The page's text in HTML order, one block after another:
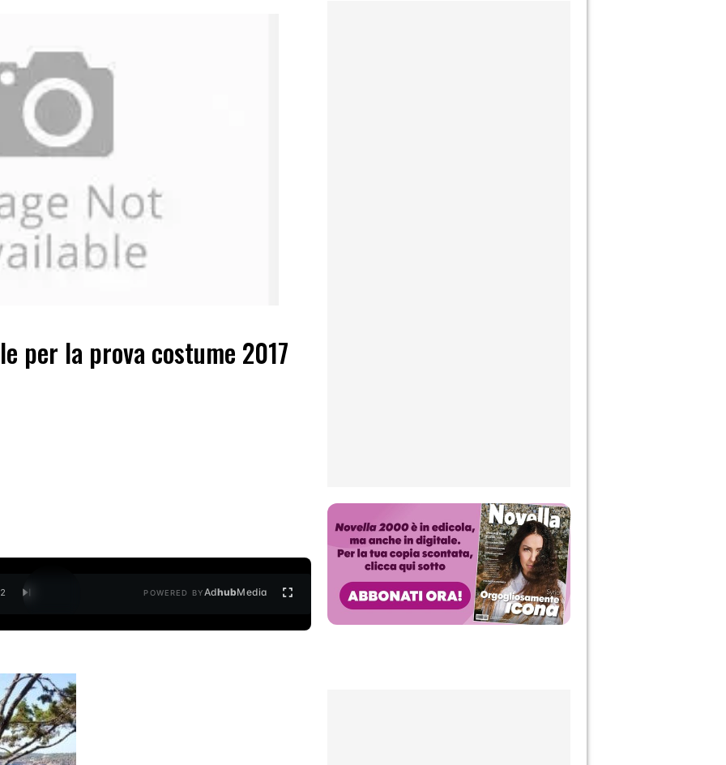
per la prova costume 2017
2 POWERED BYAdhubMedia